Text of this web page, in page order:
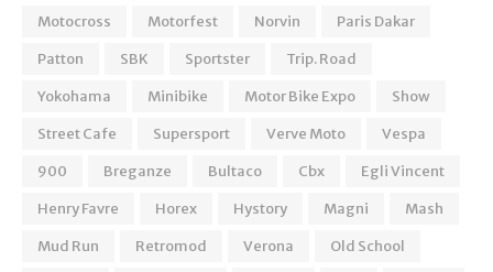
Motocross
Motorfest Norvin
Paris Dakar
Patton
SBK Sportster
Trip. Road
Yokohama
Minibike Motor Bike Expo
Show
Street Cafe
Supersport Verve Moto
Vespa
900
Breganze Bultaco Cbx
Egli Vincent
Henry Favre
Horex Hystory Magni
Mash
Mud Run
Retromod Verona
Old School